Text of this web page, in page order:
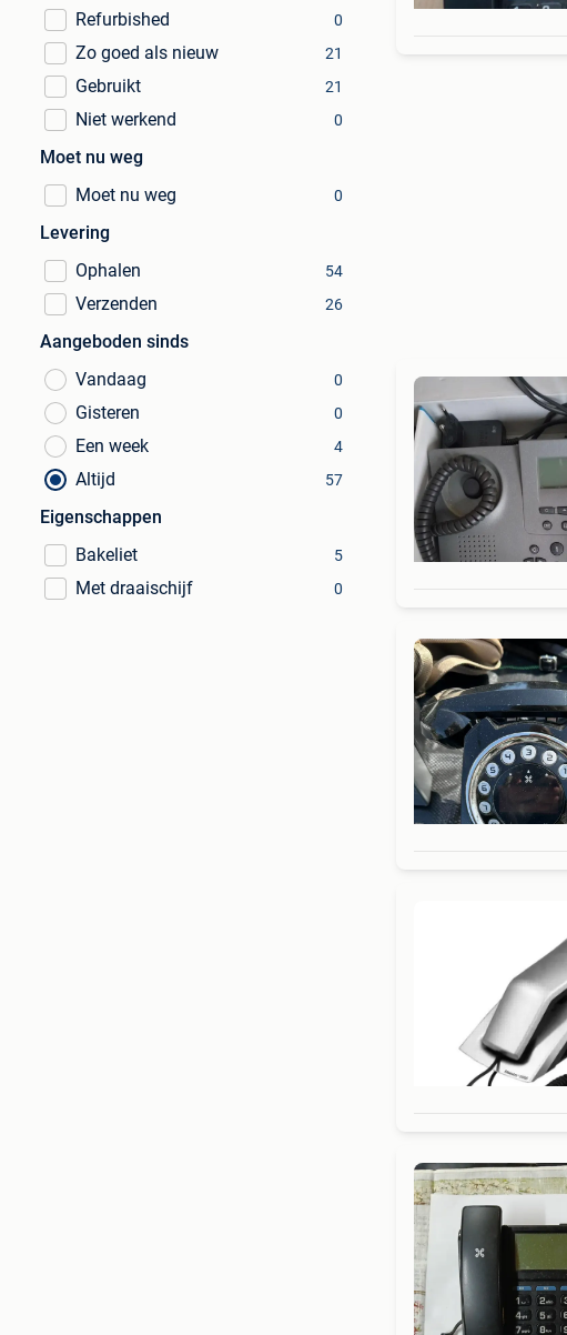
Refurbished 0
Zo goed als nieuw 21
Gebruikt 21
Niet werkend 0
Moet nu weg
Moet nu weg
0
Levering
Ophalen
54
Verzenden 26
Aangeboden sinds
Vandaag
0
Gisteren 0
Een week 4
Altijd 57
Eigenschappen
Bakeliet
5
Met draaischijf 0